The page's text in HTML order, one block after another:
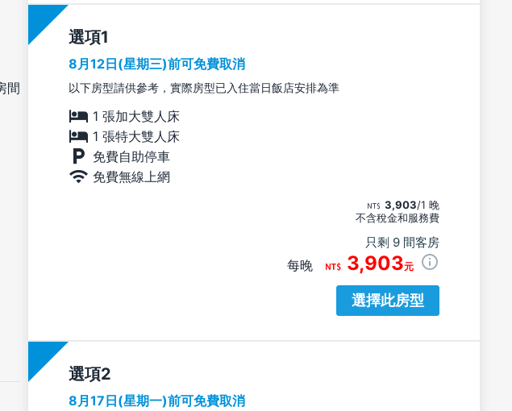
選項
8月12日(星期三)前可免費取消
以下房型請供參考，實際房型已入住當日飯店安排為準
1 張加大雙人床
1 張特大雙人床
免費自助停車
免費無線上網
3,903/1 晚
不含稅金和服務費
只剩 9 間客房
每晚 3,903元
選擇此房型
選項
8月17日(星期一)前可免費取消
間